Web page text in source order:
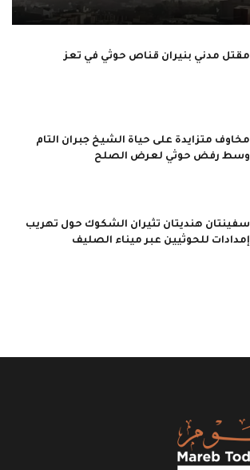
مقتل مدني بنيران قناص حوثي في تعز
مخاوف متزايدة على حياة الشيخ جبران التام
وسط رفض حوثي لعرض الصلح
سفينتان هنديتان تثيران الشكوك حول تهريب
إمدادات للحوثيين عبر ميناء الصليف